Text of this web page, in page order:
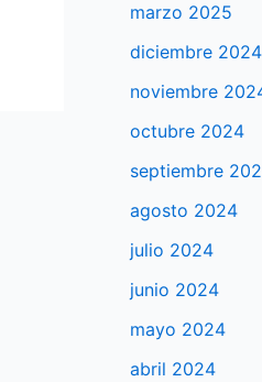
marzo 2025
diciembre 2024
noviembre
octubre 2024
septiembre
agosto 2024
julio 2024
junio 2024
mayo 2024
abril 2024